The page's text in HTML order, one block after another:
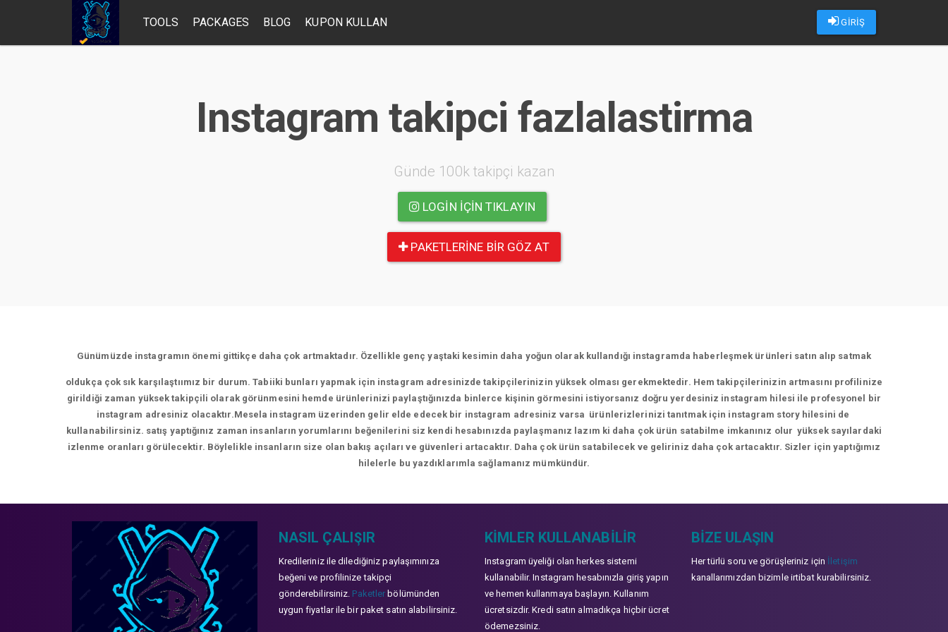
GİRİŞ
TOOLS PACKAGES BLOG KUPON KULLAN
Instagram takipci fazlalastirma
Günde 100k takipçi kazan
LOGIN IÇIN TIKLAYIN
PAKETLERINE BIR GÖZ AT
Günümüzde instagramın önemi gittikçe daha çok artmaktadır. Özellikle genç yaştaki kesimin daha yoğun olarak kullandığı instagramda haberleşmek ürünleri satın alıp satmak
oldukça çok sık karşılaştıımız bir durum. Tabiiki bunları yapmak için instagram adresinizde takipçilerinizin yüksek olması gerekmektedir. Hem takipçilerinizin artmasını profilinize
girildiği zaman yüksek takipçili olarak görünmesini hemde ürünlerinizi paylaştığınızda binlerce kişinin görmesini istiyorsanız doğru yerdesiniz instagram hilesi ile profesyonel bir
instagram adresiniz olacaktır.Mesela instagram üzerinden gelir elde edecek bir instagram adresiniz varsa ürünlerizlerinizi tanıtmak için instagram story hilesini de
kullanabilirsiniz. satış yaptığınız zaman insanların yorumlarını beğenilerini siz kendi hesabınızda paylaşmanız lazım ki daha çok ürün satabilme imkanınız olur yüksek sayılardaki
izlenme oranları görülecektir. Böylelikle insanların size olan bakış açıları ve güvenleri artacaktır. Daha çok ürün satabilecek ve geliriniz daha çok artacaktır. Sizler için yaptığımız
hilelerle bu yazdıklarımla sağlamanız mümkündür.
NASIL ÇALIŞIR
Kredileriniz ile dilediğiniz paylaşımınıza
beğeni ve profilinize takipçi
gönderebilirsiniz. Paketler bölümünden
uygun fiyatlar ile bir paket satın alabilirsiniz.
KIMLER KULLANABILIR
Instagram üyeliği olan herkes sistemi
kullanabilir. Instagram hesabınızla giriş yapın
ve hemen kullanmaya başlayın. Kullanım
ücretsizdir. Kredi satın almadıkça hiçbir ücret
ödemezsiniz.
BIZE ULAŞIN
Her türlü soru ve görüşleriniz için İletişim
kanallarımızdan bizimle irtibat kurabilirsiniz.